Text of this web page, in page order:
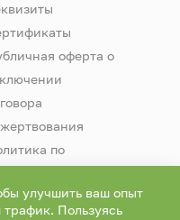
оферта о
по
улучшить ваш опыт
Пользуясь